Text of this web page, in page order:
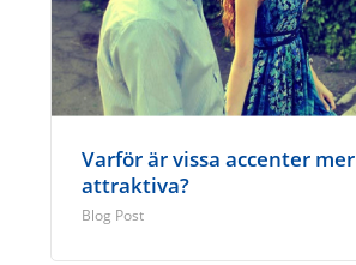
Varför är vissa accenter mer
attraktiva?
Blog Post